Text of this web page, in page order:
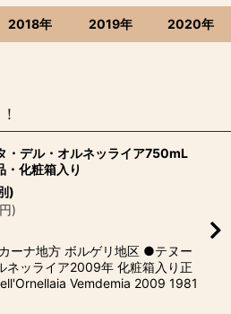
2018年 2019年 2020年
・デル・オルネッライア750mL
化粧箱入り
)
円)
ーナ地方 ボルゲリ地区 ●テヌー
ネッライア2009年 化粧箱入り正
Vemdemia 2009 1981